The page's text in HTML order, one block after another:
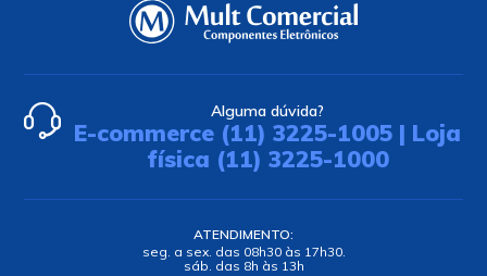
Alguma dúvida?
E-commerce (11) 3225-1005 | Loja
física (11) 3225-1000
ATENDIMENTO:
seg. a sex. das 08h30 às 17h30.
sáb. das 8h às 13h